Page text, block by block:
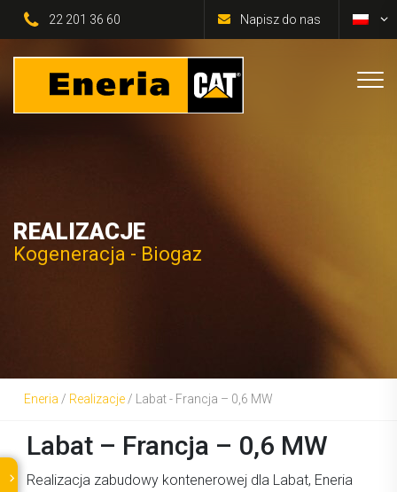
22 201 36 60 Napisz do nas
REALIZACJE
Kogeneracja - Biogaz
Eneria / Realizacje / Labat - Francja – 0,6 MW
Labat – Francja – 0,6 MW
Realizacja zabudowy kontenerowej dla Labat, Eneria